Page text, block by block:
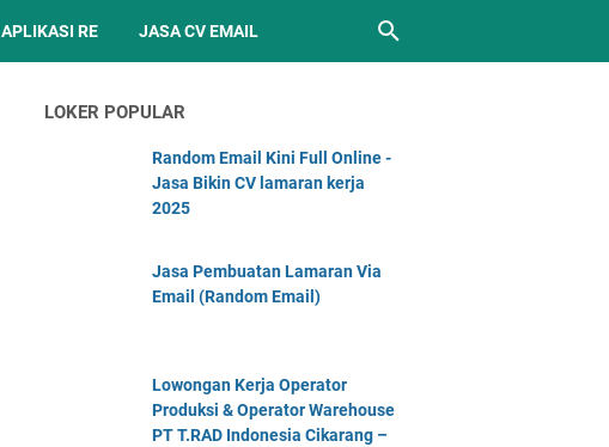
APLIKASI RE JASA CV EMAIL
LOKER POPULAR
Random Email Kini Full Online -
Jasa Bikin CV lamaran kerja
2025
Jasa Pembuatan Lamaran Via
Email (Random Email)
Lowongan Kerja Operator
Produksi & Operator Warehouse
PT T.RAD Indonesia Cikarang –